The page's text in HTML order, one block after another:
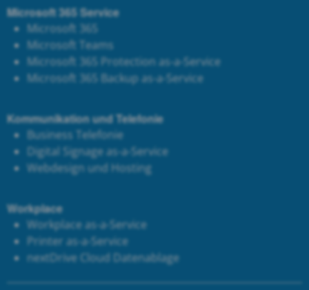
Microsoft 365 Service
Microsoft 365
Microsoft Teams
Microsoft 365 Protection as-a-Service
Microsoft 365 Backup as-a-Service
Kommunikation und Telefonie
Business Telefonie
Digital Signage as-a-Service
Webdesign und Hosting
Workplace
Workplace as-a-Service
Printer as-a-Service
nextDrive Cloud Datenablage